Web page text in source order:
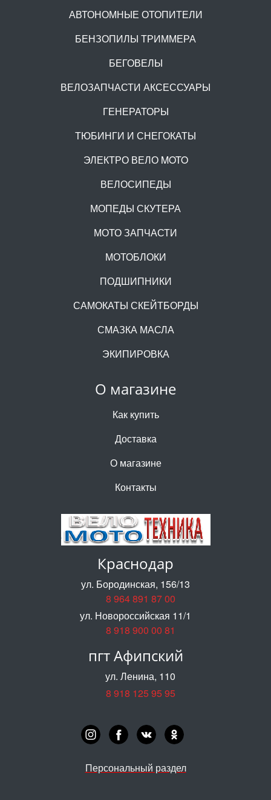
О магазине
Как купить
Доставка
О магазине
Контакты
АВТОНОМНЫЕ ОТОПИТЕЛИ
БЕНЗОПИЛЫ ТРИММЕРА
БЕГОВЕЛЫ
ВЕЛОЗАПЧАСТИ АКСЕССУАРЫ
ГЕНЕРАТОРЫ
ТЮБИНГИ И СНЕГОКАТЫ
ЭЛЕКТРО ВЕЛО MOTO
ВЕЛОСИПЕДЫ
МОПЕДЫ СКУТЕРА
МОТО ЗАПЧАСТИ
МОТОБЛОКИ
ПОДШИПНИКИ
САМОКАТЫ СКЕЙТБОРДЫ
СМАЗКА МАСЛА
ЭКИПИРОВКА
Краснодар
ул. Бородинская, 156/13
8 964 891 87 00
ул. Новороссийская 11/1
8 918 900 00 81
пгт Афипский
ул. Ленина, 110
8 918 125 95 95
Персональный раздел